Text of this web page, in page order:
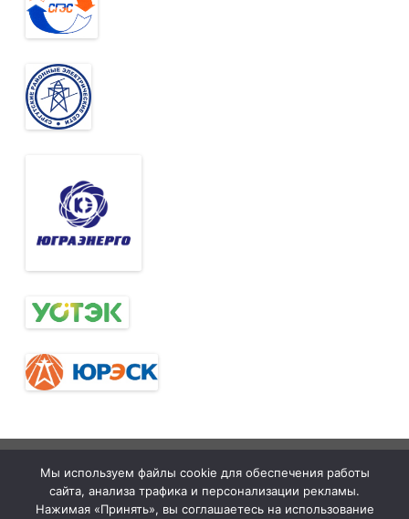
межрегиональная
организация
GalussoThemes.com
Работает на
Мы используем файлы cookie для обеспечения работы
сайта, анализа трафика и персонализации рекламы.
Нажимая «Принять», вы соглашаетесь на использование